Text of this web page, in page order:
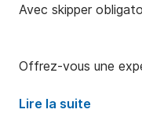
Avec skipper
Offrez-vous une
Lire la suite